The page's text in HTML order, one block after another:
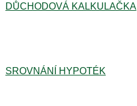
DŮCHODOVÁ KALKULAČKA
SROVNÁNÍ HYPOTÉK